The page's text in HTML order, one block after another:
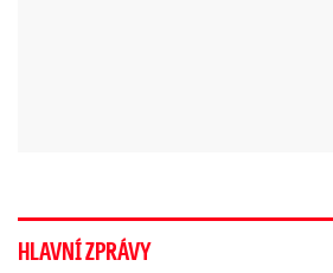
HLAVNÍ ZPRÁVY